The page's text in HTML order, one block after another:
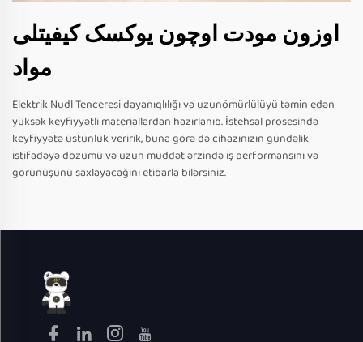
اوزون مودت اوچون یوکسک کیفیتلی
مواد
Elektrik Nudl Tenceresi dayanıqlılığı və uzunömürlülüyü təmin edən
yüksək keyfiyyətli materiallardan hazırlanıb. İstehsal prosesində
keyfiyyətə üstünlük veririk, buna görə də cihazınızın gündəlik
istifadəyə dözümü və uzun müddət ərzində iş performansını və
görünüşünü saxlayacağını etibarla bilərsiniz.